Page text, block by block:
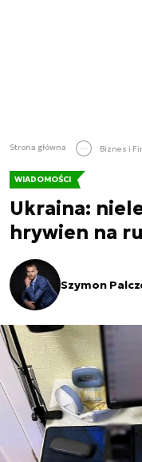
Strona główna Biznes i
WIADOMOŚCI
Ukraina:
hrywien na
Szymon